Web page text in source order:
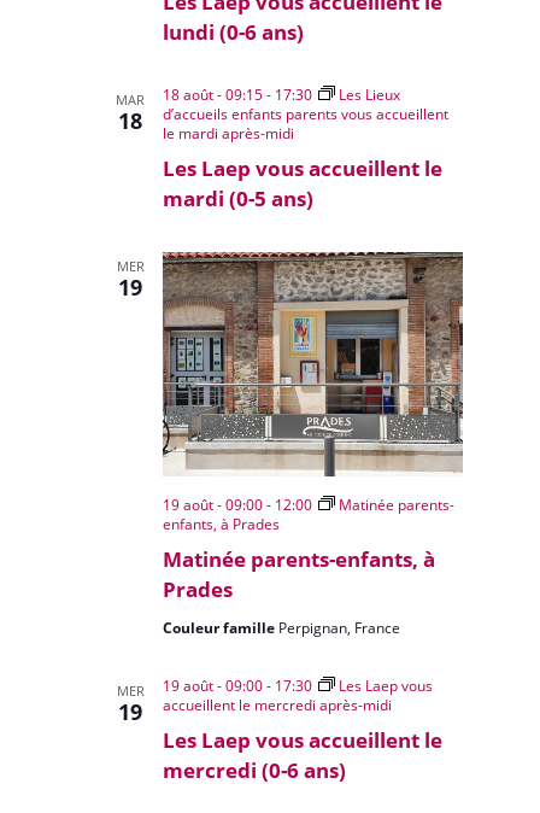
lundi (0-6 ans)
MAR
18
Les Laep vous accueillent le
mardi (0-5 ans)
18 août - 09:15- 17:30
Les Lieux
d’accueils enfants parents vous accueillent
le mardi après-midi
MER
19
Matinée parents-enfants, à
Prades
19 août - 09:00- 12:00
Matinée parents-
enfants, à Prades
Couleur famille Perpignan, France
MER
19
Les Laep vous accueillent le
mercredi (0-6 ans)
19 août - 09:00- 17:30
Les Laep vous
accueillent le mercredi après-midi